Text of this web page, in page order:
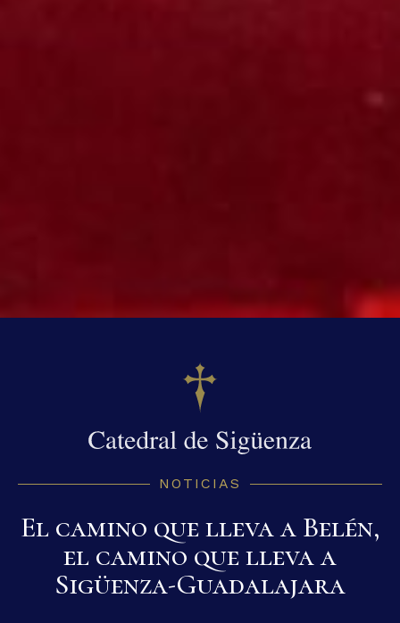
NOTICIAS
El camino que lleva a Belén,
el camino que lleva a
Sigüenza-Guadalajara